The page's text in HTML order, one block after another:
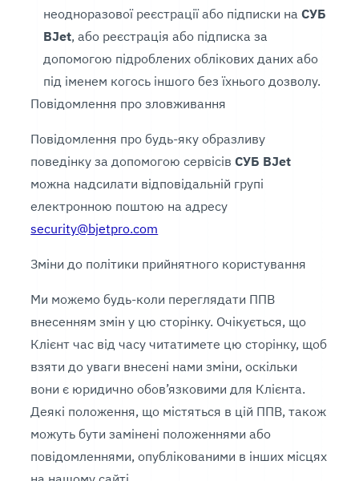
неодноразової реєстрації або підписки наСУБ
BJet, або реєстрація або підписка за
допомогою підроблених облікових даних або
під іменем когось іншого без їхнього дозволу.
Повідомлення про зловживання
Повідомлення про будь-яку образливу
поведінку за допомогою сервісівСУБ BJet
можна надсилати відповідальній групі
електронною поштою на адресу
security@bjetpro.com
Зміни до політики прийнятного користування
Ми можемо будь-коли переглядати ППВ
внесенням змін у цю сторінку. Очікується, що
Клієнт час від часу читатимете цю сторінку, щоб
взяти до уваги внесені нами зміни, оскільки
вони є юридично обов’язковими для Клієнта.
Деякі положення, що містяться в цій ППВ, також
можуть бути замінені положеннями або
повідомленнями, опублікованими в інших місцях